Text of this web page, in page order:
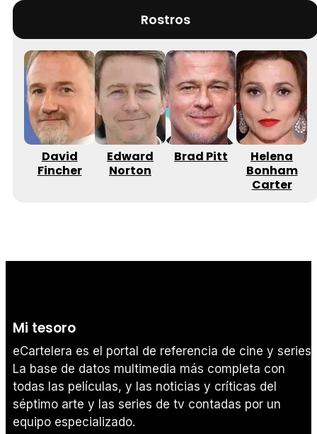
Rostros
David
Fincher
Edward
Norton
Brad Pitt
Helena
Bonham
Carter
Mi tesoro
eCartelera es el portal de referencia de cine y series.
La base de datos multimedia más completa con
todas las películas, y las noticias y críticas del
séptimo arte y las series de tv contadas por un
equipo especializado.